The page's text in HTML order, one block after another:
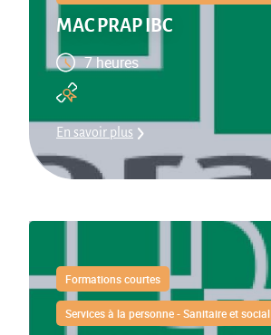
MAC PRAP IBC
7 heures
En savoir plus
Formations courtes
Services à la personne - Sanitaire et social